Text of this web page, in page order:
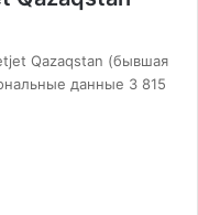
Qazaqstan (бывшая
данные 3 815